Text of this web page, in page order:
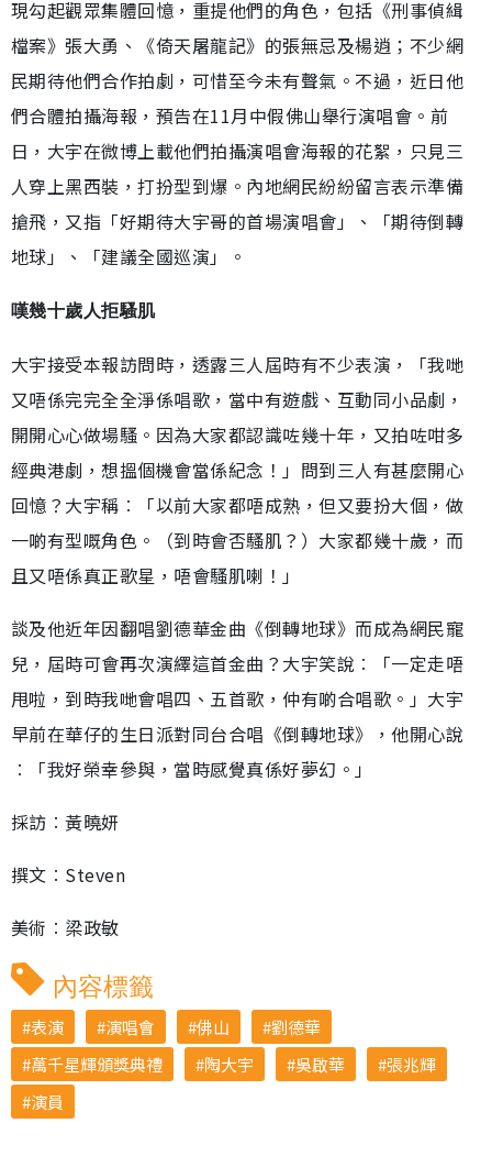
現勾起觀眾集體回憶，重提他們的角色，包括《刑事偵緝
檔案》張大勇、《倚天屠龍記》的張無忌及楊逍；不少網
民期待他們合作拍劇，可惜至今未有聲氣。不過，近日他
們合體拍攝海報，預告在11月中假佛山舉行演唱會。前
日，大宇在微博上載他們拍攝演唱會海報的花絮，只見三
人穿上黑西裝，打扮型到爆。內地網民紛紛留言表示準備
搶飛，又指「好期待大宇哥的首場演唱會」、「期待倒轉
地球」、「建議全國巡演」。
嘆幾十歲人拒騷肌
大宇接受本報訪問時，透露三人屆時有不少表演，「我哋
又唔係完完全全淨係唱歌，當中有遊戲、互動同小品劇，
開開心心做場騷。因為大家都認識咗幾十年，又拍咗咁多
經典港劇，想搵個機會當係紀念！」問到三人有甚麼開心
回憶？大宇稱︰「以前大家都唔成熟，但又要扮大個，做
一啲有型嘅角色。（到時會否騷肌？）大家都幾十歲，而
且又唔係真正歌星，唔會騷肌喇！」
談及他近年因翻唱劉德華金曲《倒轉地球》而成為網民寵
兒，屆時可會再次演繹這首金曲？大宇笑說︰「一定走唔
甩啦，到時我哋會唱四、五首歌，仲有啲合唱歌。」大宇
早前在華仔的生日派對同台合唱《倒轉地球》，他開心說
︰「我好榮幸參與，當時感覺真係好夢幻。」
採訪︰黃曉妍
撰文︰Steven
美術︰梁政敏
內容標籤
表演 演唱會 佛山
劉德華
萬千星輝頒獎典禮
陶大宇 吳啟華
張兆輝
演員